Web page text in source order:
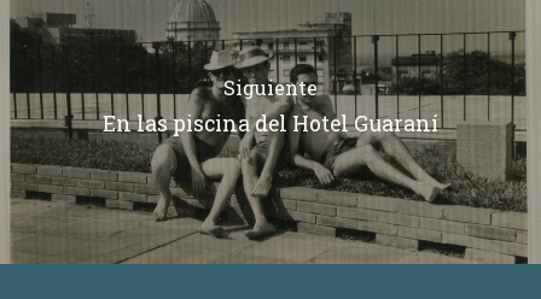
Siguiente
En las piscina del Hotel Guaraní